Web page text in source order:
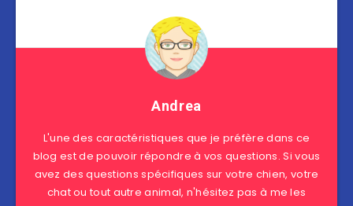
Andrea
L'une des caractéristiques que je préfère dans ce
blog est de pouvoir répondre à vos questions. Si vous
avez des questions spécifiques sur votre chien, votre
chat ou tout autre animal, n'hésitez pas à me les